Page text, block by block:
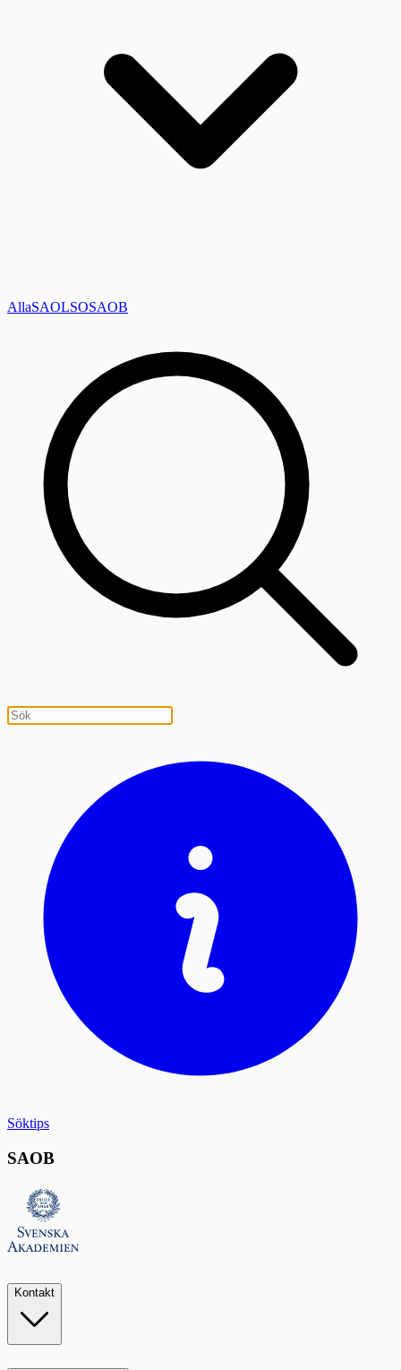
AllaSAOLSOSAOB
Söktips
SAOB
Kontakt